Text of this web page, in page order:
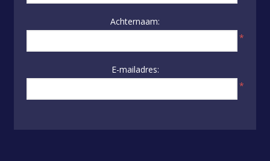
Achternaam:
*
E-mailadres:
*